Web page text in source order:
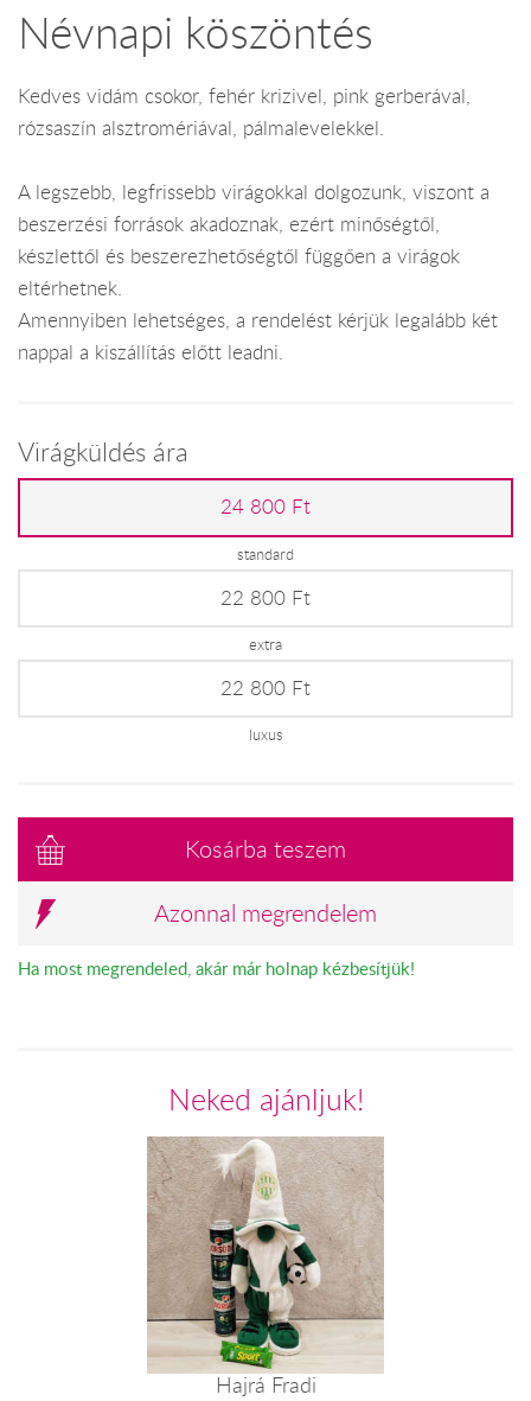
Névnapi köszöntés
Kedves vidám csokor, fehér krizivel, pink gerberával,
rózsaszín alsztromériával, pálmalevelekkel.
A legszebb, legfrissebb virágokkal dolgozunk, viszont a
beszerzési források akadoznak, ezért minőségtől,
készlettől és beszerezhetőségtől függően a virágok
eltérhetnek.
Amennyiben lehetséges, a rendelést kérjük legalább két
nappal a kiszállítás előtt leadni.
Virágküldés ára
24 800 Ft
standard
22 800 Ft
extra
22 800 Ft
luxus
Kosárba teszem
Azonnal megrendelem
Ha most megrendeled, akár már holnap kézbesítjük!
Neked ajánljuk!
Hajrá Fradi